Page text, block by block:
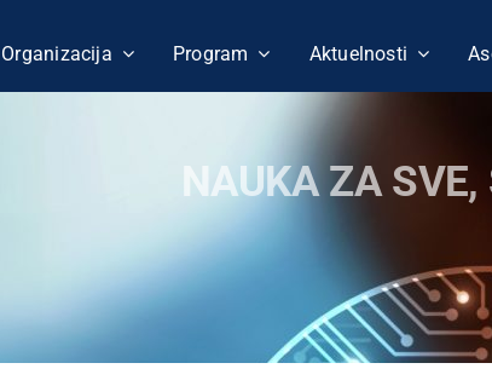
Organizacija Program Aktuelnosti
NAUKA ZA